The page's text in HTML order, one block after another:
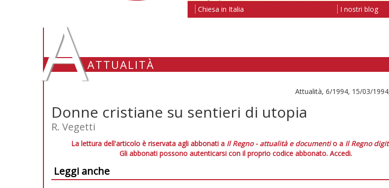
Chiesa in Italia I nostri blog
AATTUALITÀ
Attualità, 6/1994, 15/03/
Donne cristiane su sentieri di utopia
R. Vegetti
La lettura dell'articolo è riservata agli abbonati a Il Regno - attualità e documentio a Il Regno
Gli abbonati possono autenticarsi con il proprio codice abbonato. Accedi.
Leggi anche